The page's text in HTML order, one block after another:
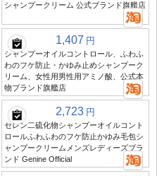
シャンプークリーム 公式ブランド旗艦店
1,407 円
シャンプーオイルコントロール、ふわふ
わのフケ防止・かゆみ止めシャンプーク
リーム、女性用男性用アミノ酸、公式本
物ブランド旗艦店
2,723 円
セレン二硫化物シャンプーオイルコント
ロールふわふわのフケ防止かゆみ毛包シ
ャンプークリームメンズレディーズブラ
ンド Genine Official